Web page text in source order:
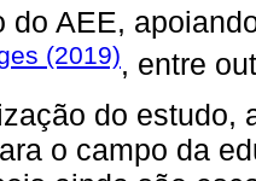
do AEE,
(2019), entre
do estudo,
o campo da